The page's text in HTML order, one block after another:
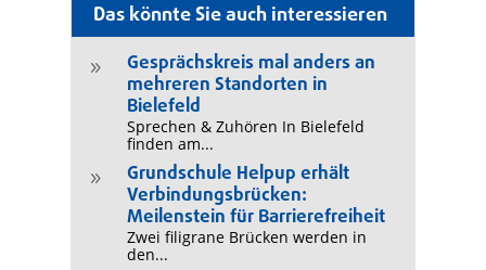
Das könnte Sie auch interessieren
9
Gesprächskreis mal anders an
mehreren Standorten in
Bielefeld
Sprechen & Zuhören In Bielefeld
finden am...
9
Grundschule Helpup erhält
Verbindungsbrücken:
Meilenstein für Barrierefreiheit
Zwei filigrane Brücken werden in
den...